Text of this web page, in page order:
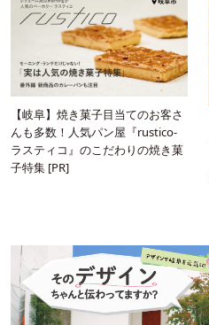
【岐阜】焼き菓子目当てのお客さ
んも多数！人気パン屋『rustico-
ラスティコ』のこだわりの焼き菓
子特集 [PR]